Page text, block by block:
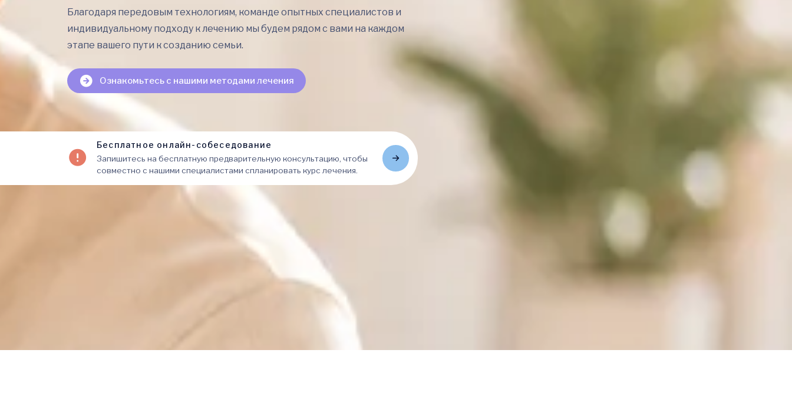
Благодаря передовым технологиям, команде опытных специалистов и
индивидуальному подходу к лечению мы будем рядом с вами на каждом
этапе вашего пути к созданию семьи.
Ознакомьтесь с нашими методами лечения
Бесплатное онлайн-собеседование
Запишитесь на бесплатную предварительную консультацию, чтобы
совместно с нашими специалистами спланировать курс лечения.